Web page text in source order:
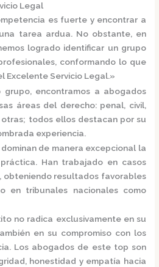
Legal
es fuerte y encontrar a
tarea ardua. No obstante, en
logrado identificar un grupo
conformando lo que
Excelente Servicio Legal.»
encontramos a abogados
áreas del derecho: penal, civil,
todos ellos destacan por su
experiencia.
de manera excepcional la
Han trabajado en casos
obteniendo resultados favorables
en tribunales nacionales como
no radica exclusivamente en su
en su compromiso con los
Los abogados de este top son
honestidad y empatía hacia